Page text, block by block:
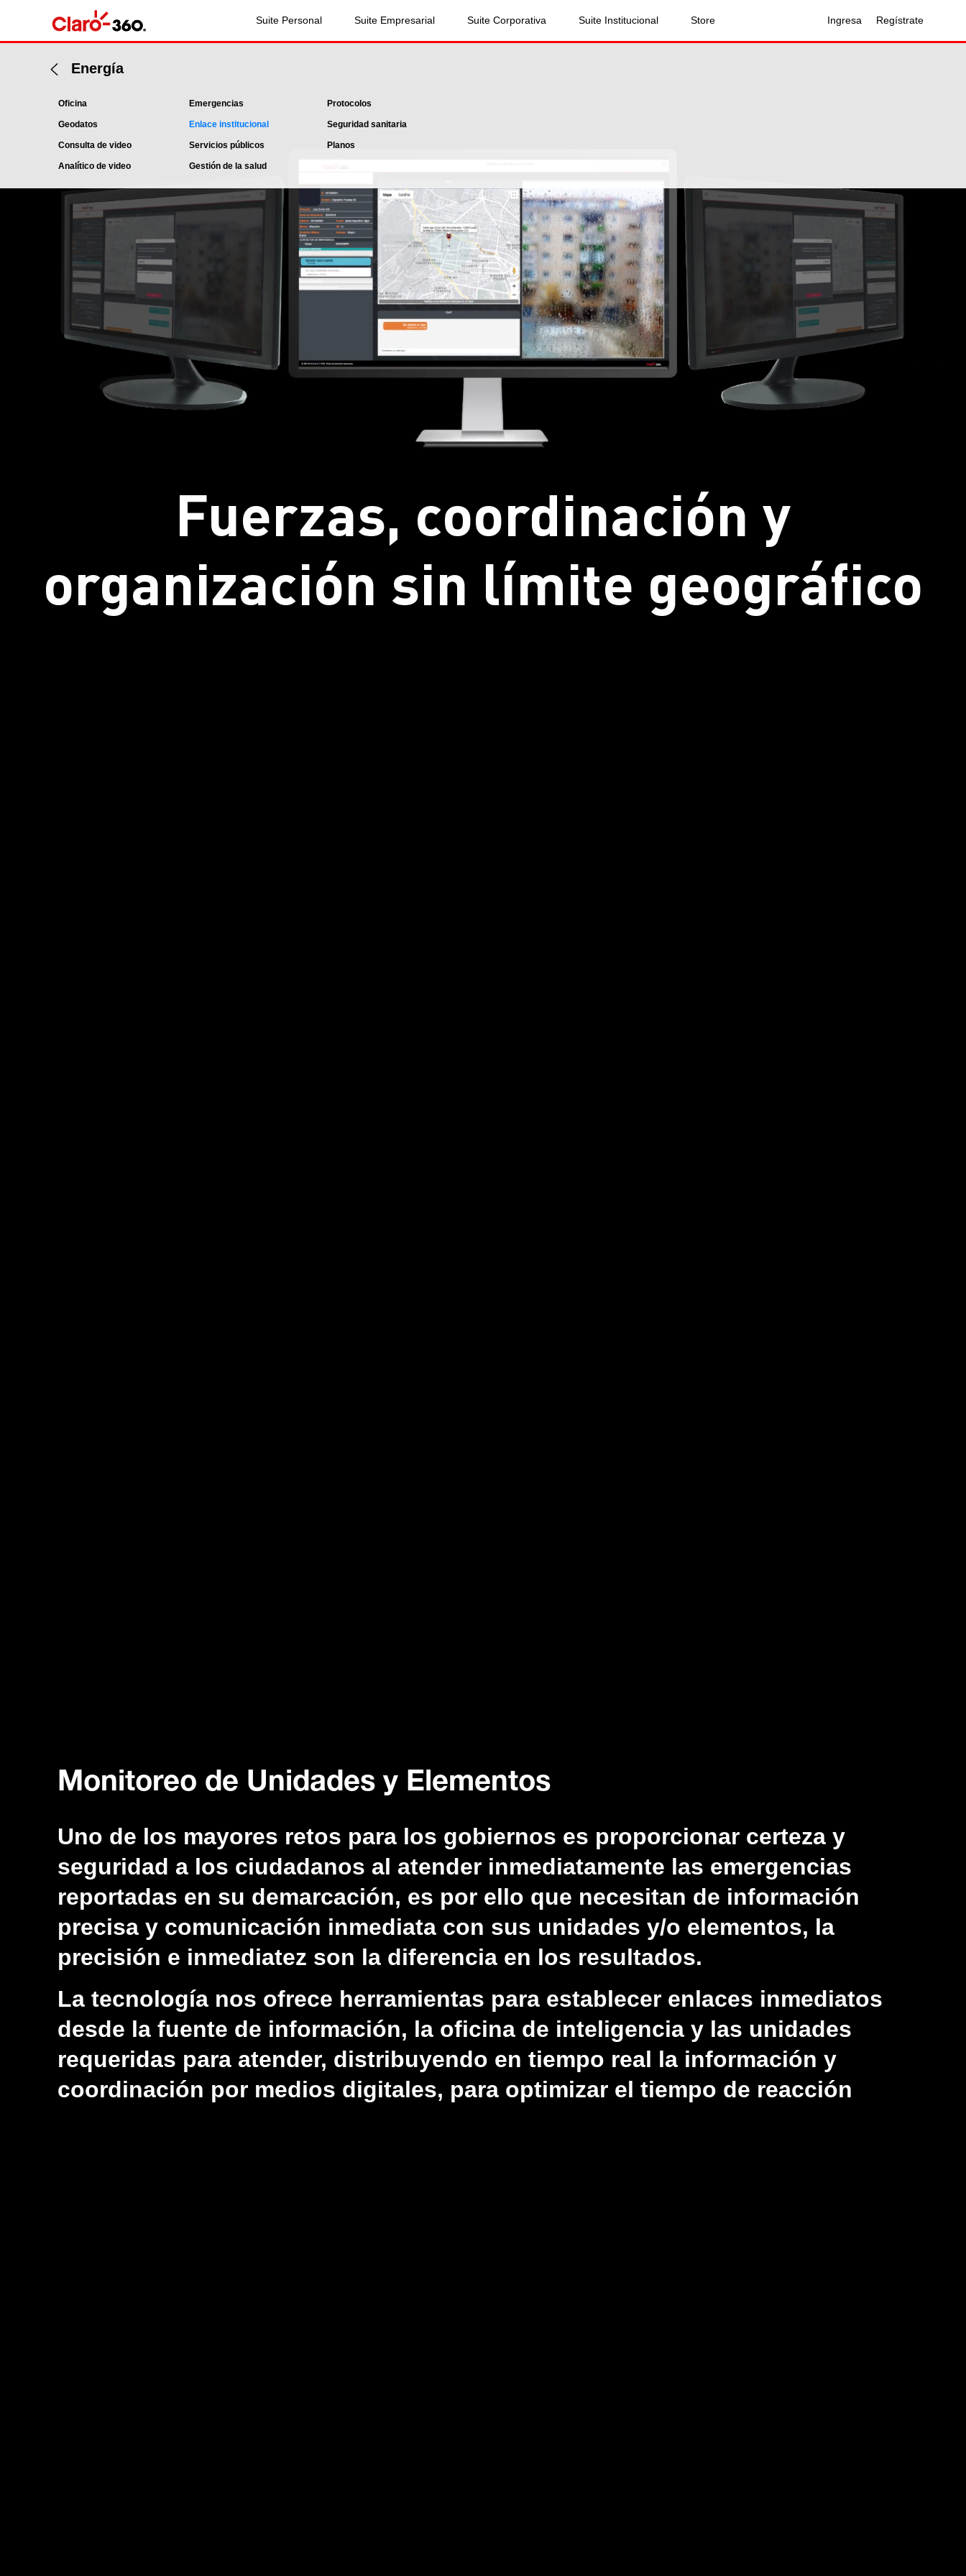
Suite Personal Suite Empresarial Suite Corporativa Suite Institucional Store Ingresa Regístrate
Energía
Oficina
Geodatos
Consulta de video
Analítico de video
Emergencias
Enlace institucional
Servicios públicos
Gestión de la salud
Protocolos
Seguridad sanitaria
Planos
Fuerzas, coordinación y
organización sin límite geográfico
Monitoreo de Unidades y Elementos
Uno de los mayores retos para los gobiernos es proporcionar certeza y
seguridad a los ciudadanos al atender inmediatamente las emergencias
reportadas en su demarcación, es por ello que necesitan de información
precisa y comunicación inmediata con sus unidades y/o elementos, la
precisión e inmediatez son la diferencia en los resultados.
La tecnología nos ofrece herramientas para establecer enlaces inmediatos
desde la fuente de información, la oficina de inteligencia y las unidades
requeridas para atender, distribuyendo en tiempo real la información y
coordinación por medios digitales, para optimizar el tiempo de reacción